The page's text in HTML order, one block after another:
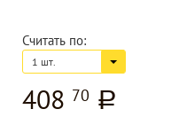
Считать по:
1 шт.
408 70 a